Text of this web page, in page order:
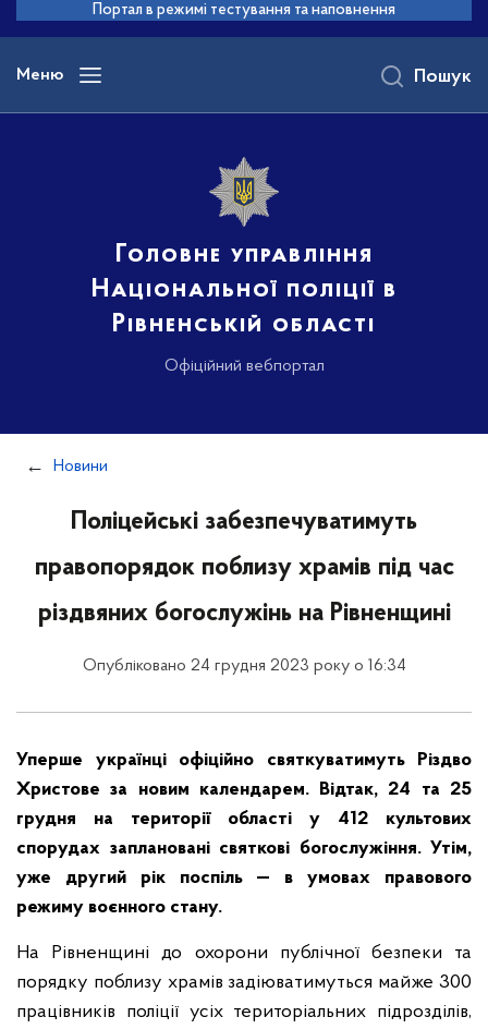
основного
вмісту
Портал в режимі тестування та наповнення
Меню
Головне управління
Національної поліції в
Рівненській області
Офіційний вебпортал
Пошук
Новини
Поліцейські забезпечуватимуть
правопорядок поблизу храмів під час
різдвяних богослужінь на Рівненщині
Опубліковано 24 грудня 2023 року о 16:34
Уперше українці офіційно святкуватимуть Різдво
Христове за новим календарем. Відтак, 24 та 25
грудня на території області у 412 культових
спорудах заплановані святкові богослужіння. Утім,
уже другий рік поспіль — в умовах правового
режиму воєнного стану.
На Рівненщині до охорони публічної безпеки та
порядку поблизу храмів задіюватимуться майже 300
працівників поліції усіх територіальних підрозділів,